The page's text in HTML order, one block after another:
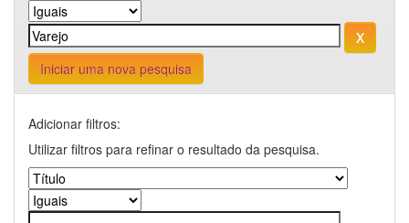
Iniciar uma nova pesquisa
Adicionar filtros:
Utilizar filtros para refinar o resultado da pesquisa.